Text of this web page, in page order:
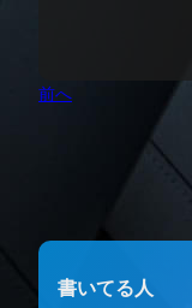
前へ
書いてる人